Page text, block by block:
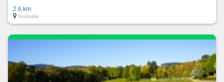
2.6 km
Noirétable